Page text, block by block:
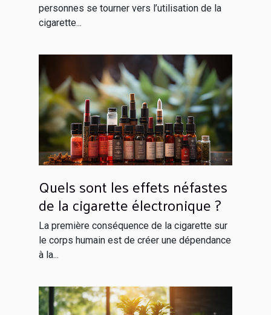
personnes se tourner vers l’utilisation de la
cigarette...
Quels sont les effets néfastes
de la cigarette électronique ?
La première conséquence de la cigarette sur
le corps humain est de créer une dépendance
à la...